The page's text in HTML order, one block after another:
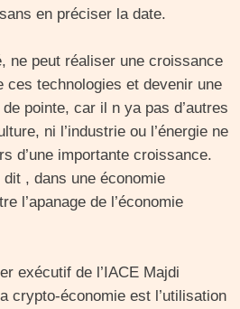
en préciser la date.
ne peut réaliser une croissance
ces technologies et devenir une
pointe, car il n ya pas d’autres
ni l’industrie ou l’énergie ne
d’une importante croissance.
, dans une économie
l’apanage de l’économie
exécutif de l’IACE Majdi
crypto-économie est l’utilisation